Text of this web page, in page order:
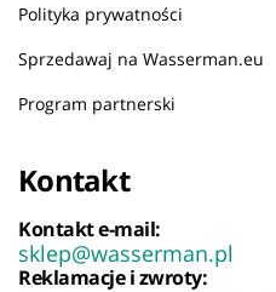
Polityka prywatności
Sprzedawaj na Wasserman.eu
Program partnerski
Kontakt
Kontakt e-mail:
sklep@wasserman.pl
Reklamacje i zwroty: